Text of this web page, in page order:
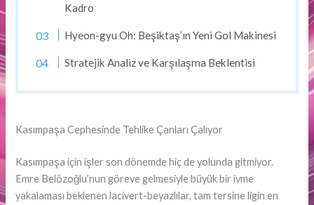
Kadro
Hyeon-gyu Oh: Beşiktaş’ın Yeni Gol Makinesi
Stratejik Analiz ve Karşılaşma Beklentisi
Kasımpaşa Cephesinde Tehlike Çanları Çalıyor
Kasımpaşa için işler son dönemde hiç de yolunda gitmiyor.
Emre Belözoğlu’nun göreve gelmesiyle büyük bir ivme
yakalaması beklenen lacivert-beyazlılar, tam tersine ligin en